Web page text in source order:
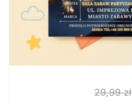
29,99zł